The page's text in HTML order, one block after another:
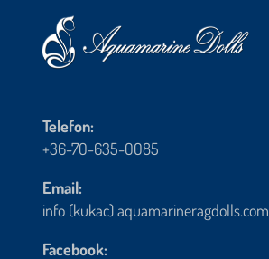
Telefon:
+36-70-635-0085
Email:
info (kukac) aquamarineragdolls.com
Facebook: